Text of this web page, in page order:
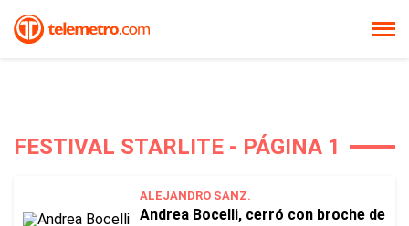
FESTIVAL STARLITE - PÁGINA 1
ALEJANDRO SANZ.
Andrea Bocelli, cerró con broche de